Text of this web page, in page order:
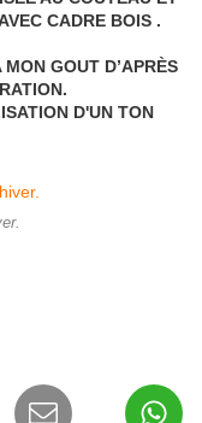
CADRE BOIS .
GOUT D’APRÈS
D'UN TON